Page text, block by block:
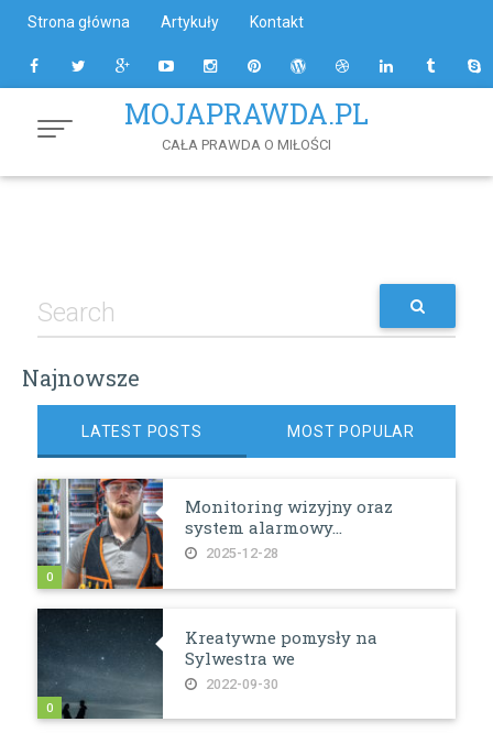
Content
Strona główna Artykuły Kontakt
MOJAPRAWDA.PL
CAŁA PRAWDA O MIŁOŚCI
Najnowsze
LATEST POSTS MOST POPULAR
Monitoring wizyjny oraz
system alarmowy...
2025-12-28
0
Kreatywne pomysły na
Sylwestra we
2022-09-30
0